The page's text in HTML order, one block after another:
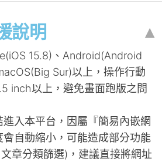
說明 ▴
15.8)、Android(Android
Sur)以上，操作行動
inch以上，避免畫面跑版之問
入本平台，因屬『簡易內嵌網
自動縮小，可能造成部分功能
章分類篩選)，建議直接將網址